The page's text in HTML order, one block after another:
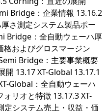
Bridge：企業情報 13.16.2
さ測定システム製品ポー
Bridge：全自動ウェーハ厚
格およびグロスマージン
Bridge：主要事業概要
13.17 XT-Global 13.17.1
Global：全自動ウェーハ
リオと特徴 13.17.3 XT-
システム売上・収益・価